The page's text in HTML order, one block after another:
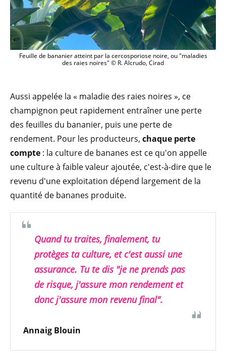
Feuille de bananier atteint par la cercosporiose noire, ou "maladies
des raies noires" © R. Alcrudo, Cirad
Aussi appelée la « maladie des raies noires », ce
champignon peut rapidement entraîner une perte
des feuilles du bananier, puis une perte de
rendement. Pour les producteurs, chaque perte
compte : la culture de bananes est ce qu'on appelle
une culture à faible valeur ajoutée, c'est-à-dire que le
revenu d'une exploitation dépend largement de la
quantité de bananes produite.
Quand tu traites, finalement, tu
protèges ta culture, et c'est aussi une
assurance. Tu te dis "je ne prends pas
de risque, j'assure mon rendement et
donc j'assure mon revenu final".
Annaig Blouin